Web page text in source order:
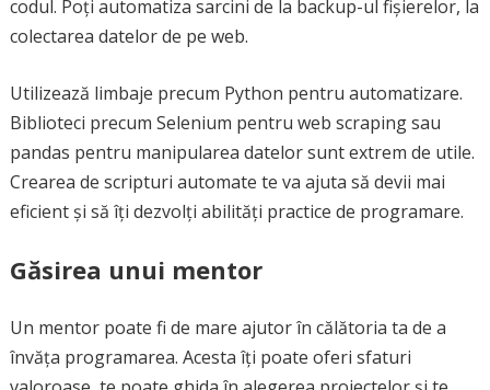
codul. Poți automatiza sarcini de la backup-ul fișierelor, la
colectarea datelor de pe web.
Utilizează limbaje precum Python pentru automatizare.
Biblioteci precum Selenium pentru web scraping sau
pandas pentru manipularea datelor sunt extrem de utile.
Crearea de scripturi automate te va ajuta să devii mai
eficient și să îți dezvolți abilități practice de programare.
Găsirea unui mentor
Un mentor poate fi de mare ajutor în călătoria ta de a
învăța programarea. Acesta îți poate oferi sfaturi